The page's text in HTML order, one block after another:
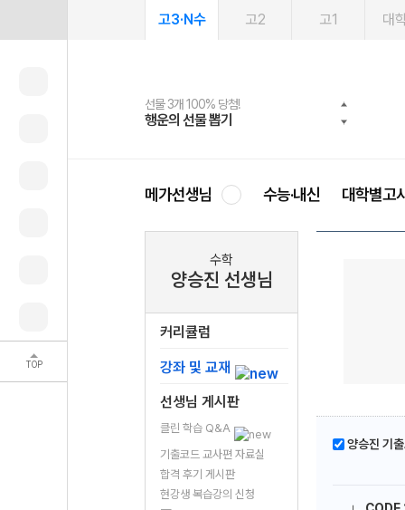
TOP
고3·N수 고2 고1 대
선물 3개 100% 당첨!
행운의 선물 뽑기
선물 100% 증정!
메가스터디 X 올리브
여름방학 스터디 캐시백
메가런 썸머스쿨
2027 러셀 단과
강사 공개선발
스마트러닝앱
설문 EVENT
메가패스
3일 무료 체험권
메가패스 수강생 무료혜택!
메가클럽 멤버십
사회공헌 캠페인
희망이룸 메가나눔
메가선생님 수능·내신 대학별고
수학
양승진 선생님
커리큘럼
강좌 및 교재
선생님 게시판
클린 학습 Q&A
기출코드 교사편 자료실
합격 후기 게시판
현강생 복습강의 신청
양승진 기